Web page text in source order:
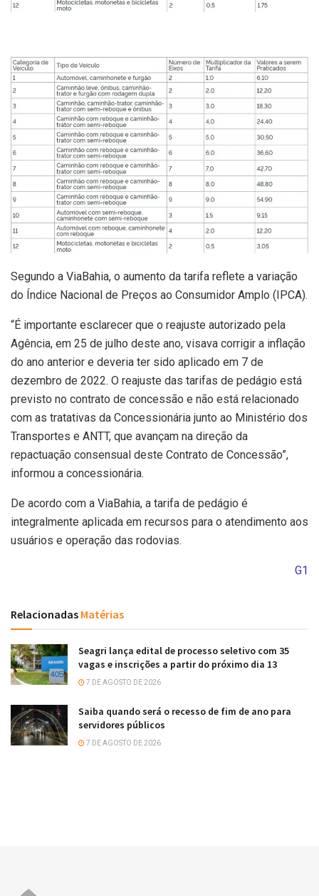
Segundo a ViaBahia, o aumento da tarifa reflete a variação
do Índice Nacional de Preços ao Consumidor Amplo (IPCA).
“É importante esclarecer que o reajuste autorizado pela
Agência, em 25 de julho deste ano, visava corrigir a inflação
do ano anterior e deveria ter sido aplicado em 7 de
dezembro de 2022. O reajuste das tarifas de pedágio está
previsto no contrato de concessão e não está relacionado
com as tratativas da Concessionária junto ao Ministério dos
Transportes e ANTT, que avançam na direção da
repactuação consensual deste Contrato de Concessão”,
informou a concessionária.
De acordo com a ViaBahia, a tarifa de pedágio é
integralmente aplicada em recursos para o atendimento aos
usuários e operação das rodovias.
G1
Relacionadas Matérias
Seagri lança edital de processo seletivo com 35
vagas e inscrições a partir do próximo dia 13
7 DE AGOSTO DE 2026
Saiba quando será o recesso de fim de ano para
servidores públicos
7 DE AGOSTO DE 2026